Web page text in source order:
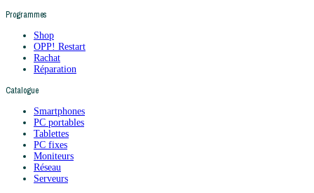
Programmes
Shop
OPP! Restart
Rachat
Réparation
Catalogue
Smartphones
PC portables
Tablettes
PC fixes
Moniteurs
Réseau
Serveurs